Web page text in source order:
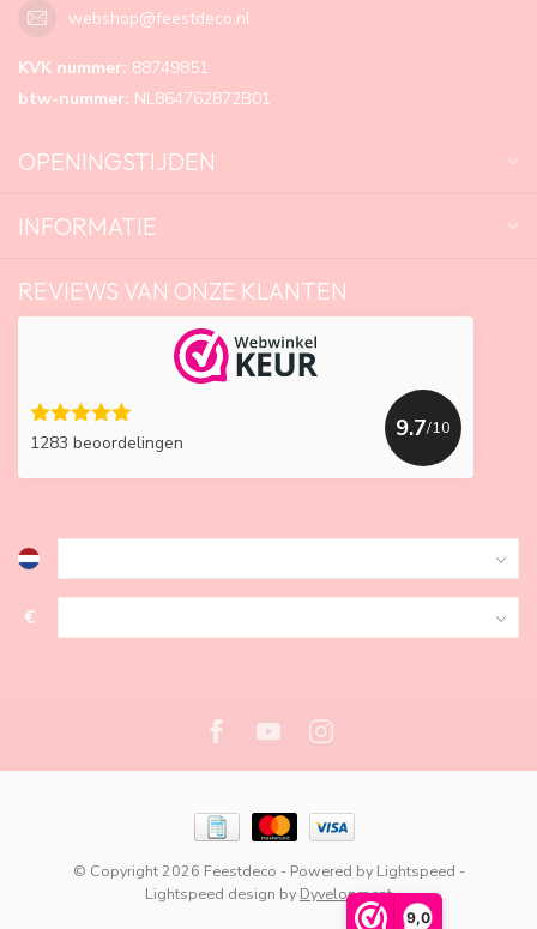
9,0
webshop@feestdeco.nl
KVK nummer: 88749851
btw-nummer: NL864762872B01
OPENINGSTIJDEN
INFORMATIE
REVIEWS VAN ONZE KLANTEN
1283 beoordelingen
9.7/10
€
© Copyright 2026 Feestdeco - Powered by Lightspeed -
Lightspeed design by Dyvelopment